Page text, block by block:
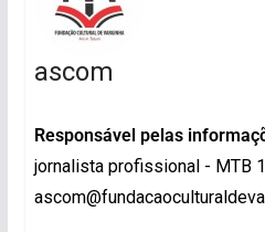
ascom
Responsável pelas
jornalista profissional - MTB